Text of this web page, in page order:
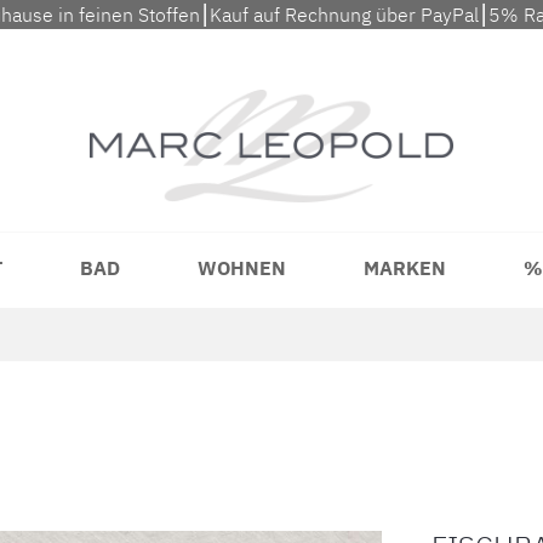
in feinen Stoffen⎮Kauf auf Rechnung über PayPal⎮5%
BAD WOHNEN MARKEN